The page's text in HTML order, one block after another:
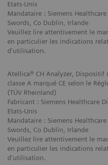
Etats-Unis
Mandataire : Siemens
Swords, Co Dublin, Irlande
Veuillez lire attentivement le
en particulier les indications
d'utilisation.
Atellica® CH Analyzer,
classe A marqué CE selon le
(TÜV Rheinland)
Fabricant : Siemens Healthcare
Etats-Unis
Mandataire : Siemens
Swords, Co Dublin, Irlande
Veuillez lire attentivement le
en particulier les indications
d'utilisation.